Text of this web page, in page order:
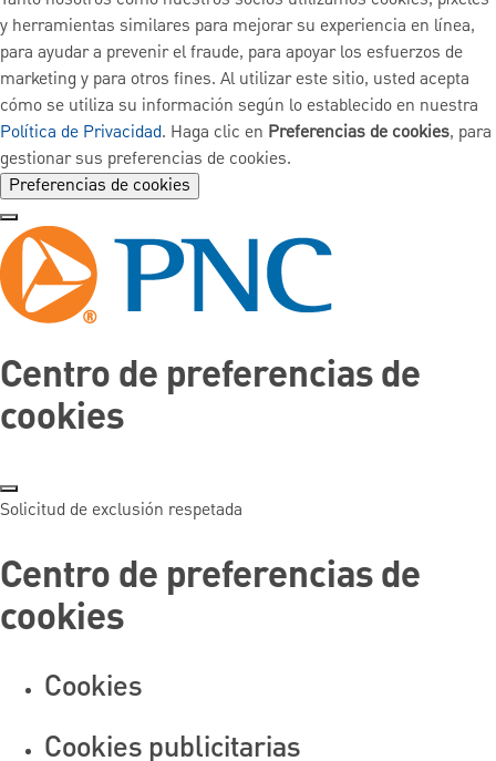
y herramientas similares para mejorar su experiencia en línea,
para ayudar a prevenir el fraude, para apoyar los esfuerzos de
marketing y para otros fines. Al utilizar este sitio, usted acepta
cómo se utiliza su información según lo establecido en nuestra
Política de Privacidad. Haga clic en Preferencias de cookies, para
gestionar sus preferencias de cookies.
Preferencias de cookies
Centro de preferencias de
cookies
Solicitud de exclusión respetada
Centro de preferencias de
cookies
Cookies
Cookies publicitarias